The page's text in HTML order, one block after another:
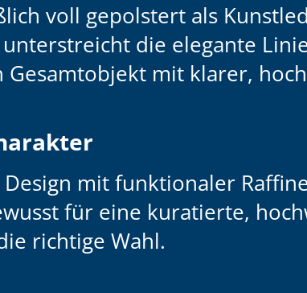
voll gepolstert als
die elegante
Gesamtobjekt mit klarer,
mit funktionaler
für eine kuratierte,
richtige Wahl.